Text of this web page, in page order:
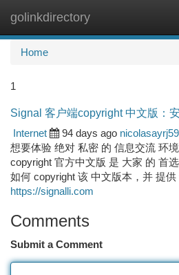
golinkdirectory
Home
1
Signal 客户端copyright 中文版：
Internet
94 days ago
想要体验 绝对 私密 的 信息交流 环
copyright 官方中文版 是 大家 的 首
如何 copyright 该 中文版本，并 提
https://signalli.com
Comments
Submit a Comment